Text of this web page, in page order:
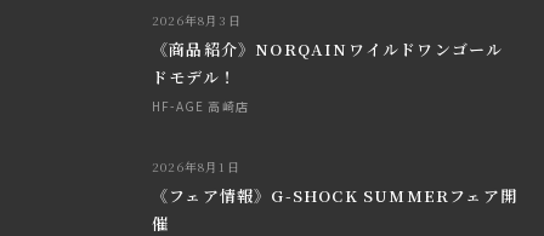
2026年8月3日
《商品紹介》NORQAINワイルドワンゴール
ドモデル！
HF-AGE 高崎店
2026年8月1日
《フェア情報》G-SHOCK SUMMERフェア開
催